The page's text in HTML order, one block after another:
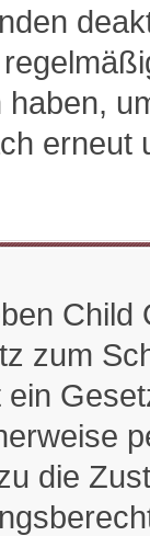
zum
die